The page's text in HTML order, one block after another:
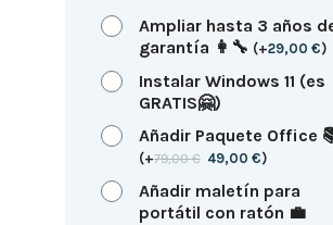
Ampliar hasta 3 años
garantía 👩‍🔧 (+29,00 €)
Instalar Windows 11 (es
GRATIS🤗)
Añadir Paquete Office
(+79,00€ 49,00€)
Añadir maletín para
portátil con ratón 💼